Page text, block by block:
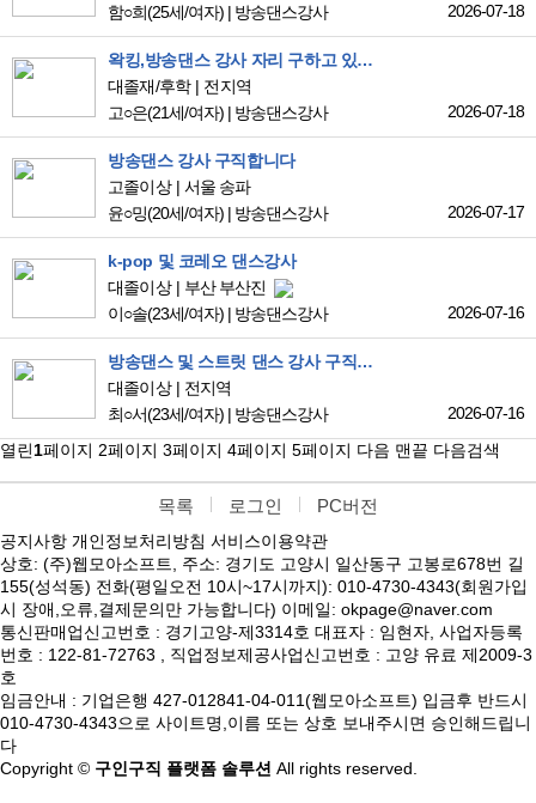
함○희(25세/여자) | 방송댄스강사 2026-07-18
왁킹,방송댄스 강사 자리 구하고 있습니다.
대졸재/후학
전지역
고○은(21세/여자) | 방송댄스강사 2026-07-18
방송댄스 강사 구직합니다
고졸이상
서울 송파
윤○밍(20세/여자) | 방송댄스강사 2026-07-17
k-pop 및 코레오 댄스강사
대졸이상
부산 부산진
이○솔(23세/여자) | 방송댄스강사 2026-07-16
방송댄스 및 스트릿 댄스 강사 구직합니다!
대졸이상
전지역
최○서(23세/여자) | 방송댄스강사
2026-07-16
열린1페이지 2페이지 3페이지 4페이지 5페이지 다음 맨끝 다음검색
목록 로그인 PC버전
공지사항 개인정보처리방침 서비스이용약관
상호: (주)웹모아소프트, 주소: 경기도 고양시 일산동구 고봉로678번 길
155(성석동) 전화(평일오전 10시~17시까지): 010-4730-4343(회원가입
시 장애,오류,결제문의만 가능합니다) 이메일: okpage@naver.com
통신판매업신고번호 : 경기고양-제3314호 대표자 : 임현자, 사업자등록
번호 : 122-81-72763 , 직업정보제공사업신고번호 : 고양 유료 제2009-3
호
임금안내 : 기업은행 427-012841-04-011(웹모아소프트) 입금후 반드시
010-4730-4343으로 사이트명,이름 또는 상호 보내주시면 승인해드립니
다
Copyright © 구인구직 플랫폼 솔루션 All rights reserved.